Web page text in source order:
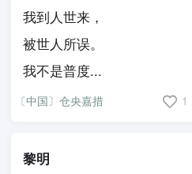
我到人世来，
被世人所误。
我不是普度...
〔中国〕仓央嘉措 1
黎明